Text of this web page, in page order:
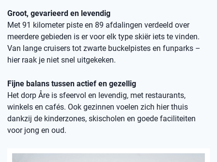
Groot, gevarieerd en levendig
Met 91 kilometer piste en 89 afdalingen verdeeld over
meerdere gebieden is er voor elk type skiër iets te vinden.
Van lange cruisers tot zwarte buckelpistes en funparks –
hier raak je niet snel uitgekeken.
Fijne balans tussen actief en gezellig
Het dorp Åre is sfeervol en levendig, met restaurants,
winkels en cafés. Ook gezinnen voelen zich hier thuis
dankzij de kinderzones, skischolen en goede faciliteiten
voor jong en oud.